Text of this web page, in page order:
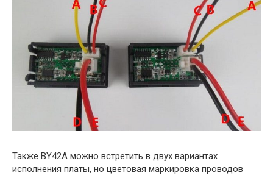
Также BY42A можно встретить в двух вариантах
исполнения платы, но цветовая маркировка проводов